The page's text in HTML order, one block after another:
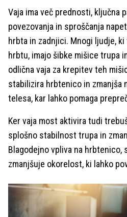
Vaja ima več prednosti, ključna
povezovanja in sproščanja
hrbta in zadnjici. Mnogi ljudje,
hrbtu, imajo šibke mišice trupa
odlična vaja za krepitev teh
stabilizira hrbtenico in zmanjša
telesa, kar lahko pomaga
Ker vaja most aktivira tudi
splošno stabilnost trupa in
Blagodejno vpliva na hrbtenico,
zmanjšuje okorelost, ki lahko